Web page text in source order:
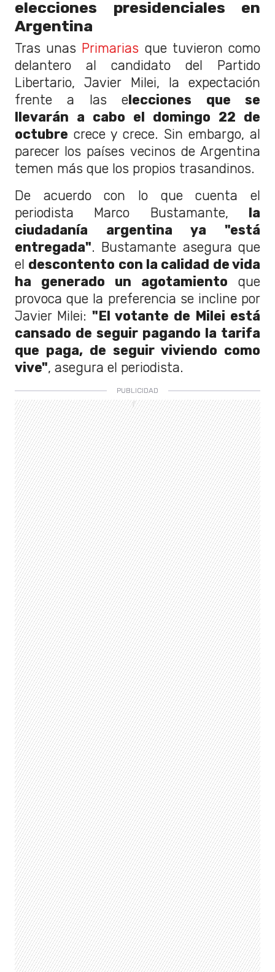
elecciones presidenciales en
Argentina
Tras unas Primarias que tuvieron como
delantero al candidato del Partido
Libertario, Javier Milei, la expectación
frente a las elecciones que se
llevarán a cabo el domingo 22 de
octubre crece y crece. Sin embargo, al
parecer los países vecinos de Argentina
temen más que los propios trasandinos.
De acuerdo con lo que cuenta el
periodista Marco Bustamante, la
ciudadanía argentina ya "está
entregada". Bustamante asegura que
el descontento con la calidad de vida
ha generado un agotamiento que
provoca que la preferencia se incline por
Javier Milei: "El votante de Milei está
cansado de seguir pagando la tarifa
que paga, de seguir viviendo como
vive", asegura el periodista.